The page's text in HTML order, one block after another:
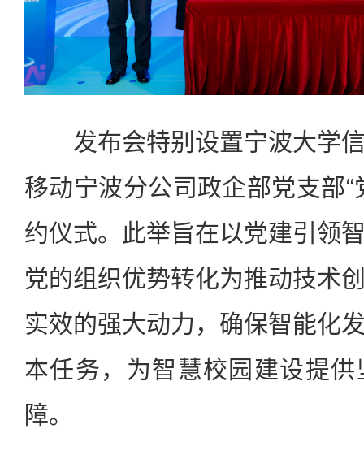
发布会特别设置宁波大学信
移动宁波分公司政企部党支部“
约仪式。此举旨在以党建引领
党的组织优势转化为推动技术
实效的强大动力，确保智能化
本任务，为智慧校园建设提
障。